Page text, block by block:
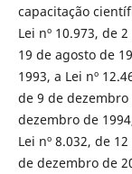
capacitação
Lei nº 10.973, de
19 de agosto de
1993, a Lei nº
de 9 de dezembro
dezembro de
Lei nº 8.032, de
de dezembro de